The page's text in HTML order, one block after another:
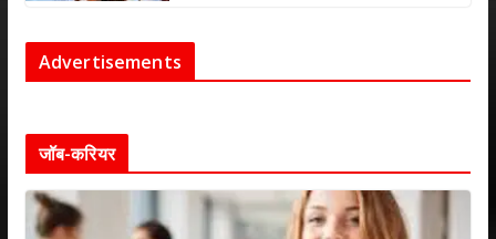
Advertisements
जॉब-करियर